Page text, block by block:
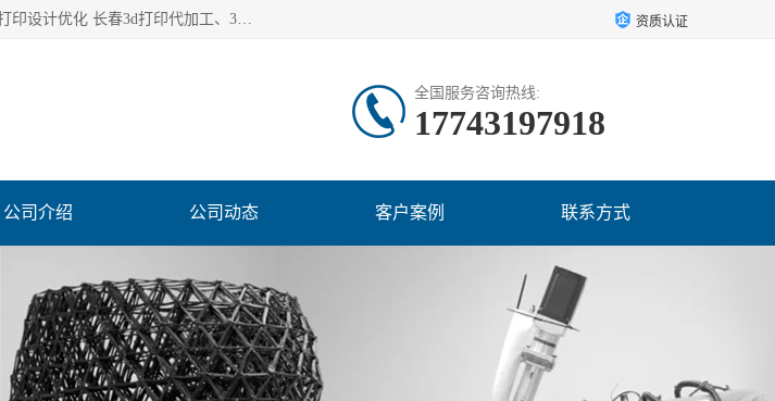
长春市东师青鸟科技有限公司从事3D打印代加工 3D打印设计服务 3D打印相关教育培训 3D打印设计优化 长春3d打印代加工、3D打印代加工及设计服务、3D打印相关教育培训、专利代理及优化、3D打印上下游技术服务，深耕工业设计、机械设计、3D打印多年年，拥有多项技术，辅助数十位客户完成自己的发明及实用新型专利。 资质认证
全国服务咨询热线:
17743197918
公司介绍 公司动态 客户案例 联系方式